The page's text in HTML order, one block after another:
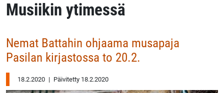
Musiikin ytimessä
Nemat Battahin ohjaama musapaja
Pasilan kirjastossa to 20.2.
18.2.2020 | Päivitetty 18.2.2020